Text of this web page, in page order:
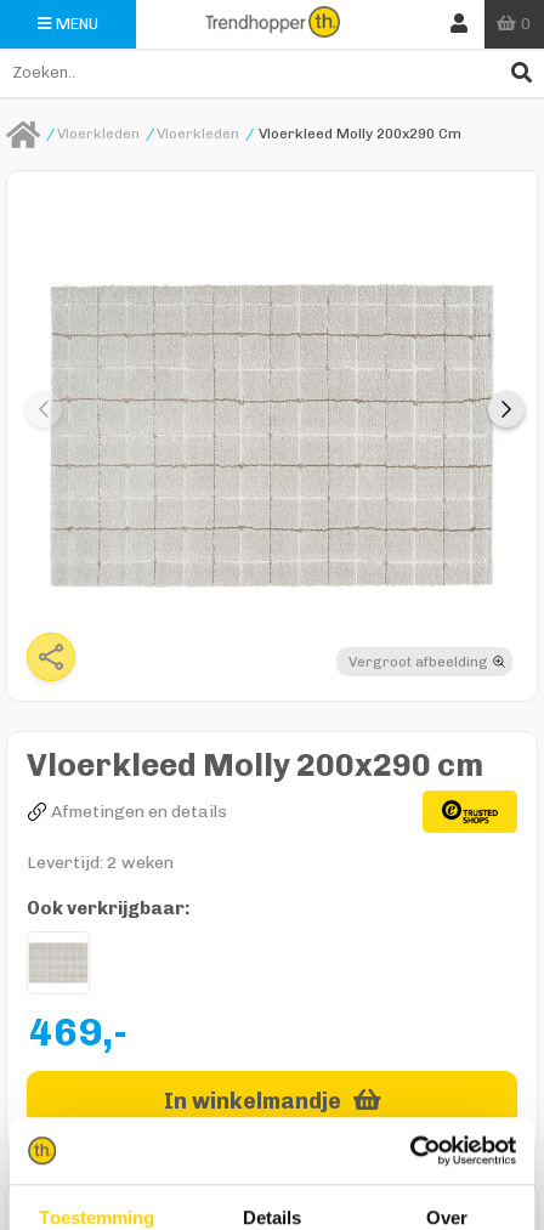
Toestemming Details Over
MENU 0
/Vloerkleden /Vloerkleden / Vloerkleed Molly 200x290 Cm
Vergroot afbeelding
Vloerkleed Molly 200x290 cm
Afmetingen en details
Levertijd: 2 weken
Ook verkrijgbaar:
469,-
In winkelmandje
Product omschrijving